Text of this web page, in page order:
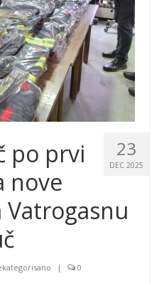
23
DEC 2025
po prvi
nove
| 0